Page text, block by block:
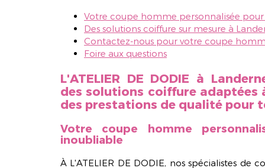
Votre coupe homme personnalisée
Des solutions coiffure sur mesure à
Contactez-nous pour votre coupe
Foire aux questions
L'ATELIER DE DODIE à
des solutions coiffure adaptées
des prestations de qualité pour
Votre coupe homme
inoubliable
À L'ATELIER DE DODIE, nos spécialistes de